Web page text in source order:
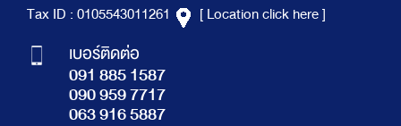
Tax ID : 0105543011261
[ Location click here ]
เบอร์ติดต่อ
091 885 1587
090 959 7717
063 916 5887